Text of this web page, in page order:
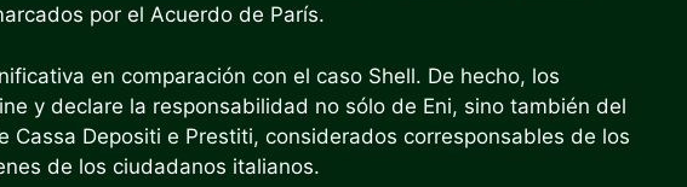
por el Acuerdo de París.
en comparación con el caso Shell. De hecho, los
y declare la responsabilidad no sólo de Eni, sino también del
Cassa Depositi e Prestiti, considerados corresponsables de los
de los ciudadanos italianos.